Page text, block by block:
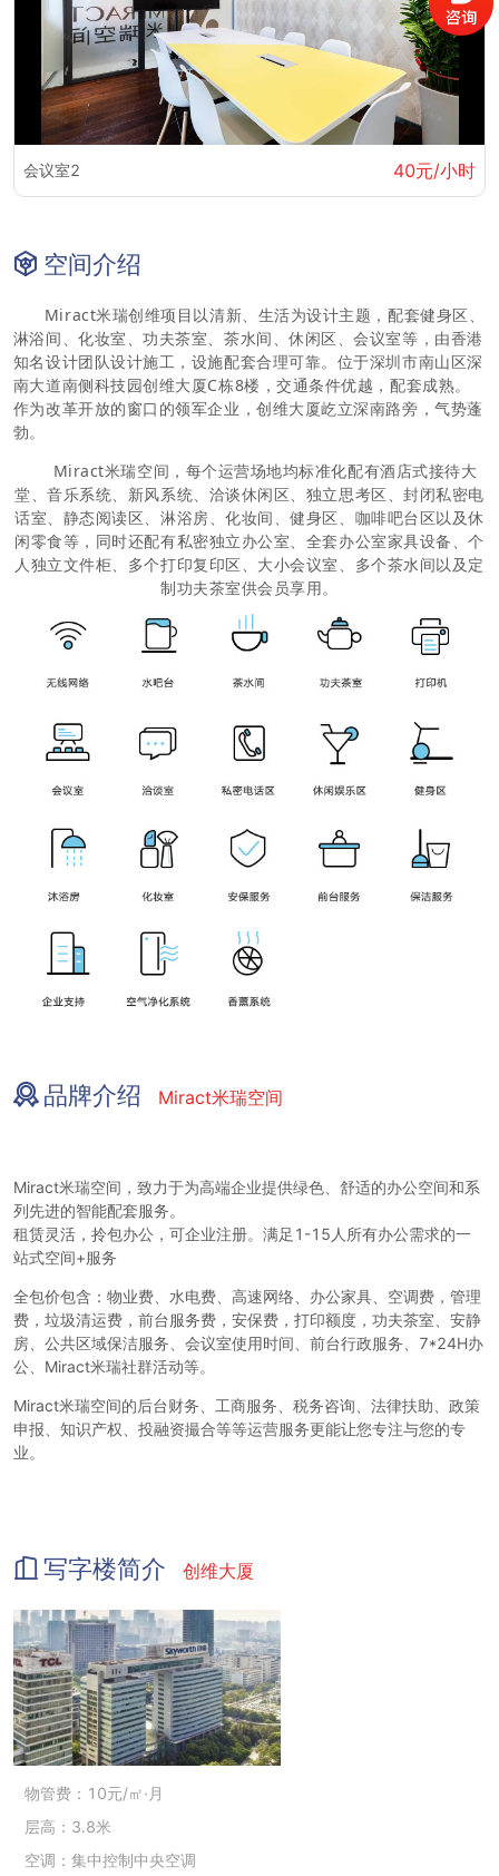
会议室2 40元/小时
空间介绍
Miract米瑞创维项目以清新、生活为设计主题，配套健身区、
淋浴间、化妆室、功夫茶室、茶水间、休闲区、会议室等， 由香港
知名设计团队设计施工，设施配套合理可靠。 位于深圳市南山区深
南大道南侧科技园创维大厦C栋8楼，交通条件优越，配套成熟。
作为改革开放的窗口的领军企业，创维大厦屹立深南路旁，气势蓬
勃。
Miract米瑞空间，每个运营场地均标准化配有酒店式接待大
堂、音乐系统、新风系统、洽谈休闲区、独立思考区、封闭私密电
话室、静态阅读区、淋浴房、化妆间、健身区、咖啡吧台区以及休
闲零食等，同时还配有私密独立办公室、全套办公室家具设备、个
人独立文件柜、多个打印复印区、大小会议室、多个茶水间以及定
制功夫茶室供会员享用。
品牌介绍 Miract米瑞空间
Miract米瑞空间，致力于为高端企业提供绿色、舒适的办公空间和系
列先进的智能配套服务。
租赁灵活，拎包办公，可企业注册。满足 1-15人所有办公需求的一
站式空间+服务
全包价包含：物业费、水电费、高速网络、办公家具、空调费，管理
费，垃圾清运费，前台服务费，安保费，打印额度，功夫茶室、安静
房、公共区域保洁服务、会议室使用时间、前台行政服务、 7*24H办
公、Miract米瑞社群活动等。
Miract米瑞空间的后台财务、工商服务、税务咨询、法律扶助、政策
申报、知识产权、投融资撮合等等运营服务更能让您专注与您的专
业。
写字楼简介 创维大厦
物管费：10元/㎡·月
层高：3.8米
空调：集中控制中央空调